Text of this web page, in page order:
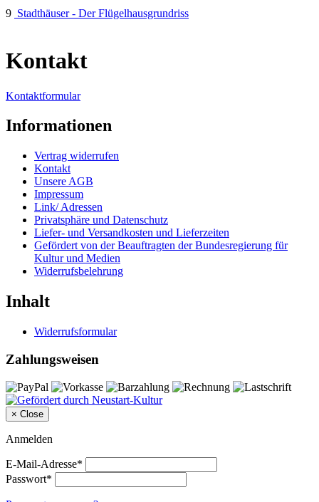
9 Stadthäuser - Der Flügelhausgrundriss
Kontakt
Kontaktformular
Informationen
Vertrag widerrufen
Kontakt
Unsere AGB
Impressum
Link/ Adressen
Privatsphäre und Datenschutz
Liefer- und Versandkosten und Lieferzeiten
Gefördert von der Beauftragten der Bundesregierung für
Kultur und Medien
Widerrufsbelehrung
Inhalt
Widerrufsformular
Zahlungsweisen
× Close
Anmelden
E-Mail-Adresse*
Passwort*